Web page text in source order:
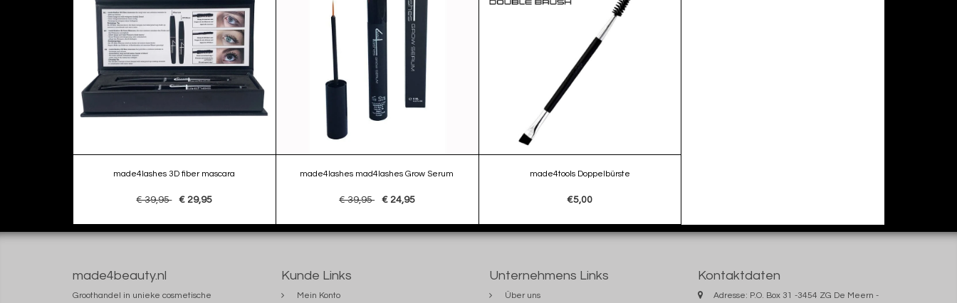
made4lashes 3D fiber mascara
€ 39,95 € 29,95
made4lashes mad4lashes Grow Serum
€ 39,95 € 24,95
made4tools Doppelbürste
€5,00
made4beauty.nl
Groothandel in unieke cosmetische
Kunde Links
Mein Konto
Unternehmens Links
Über uns
Kontaktdaten
Adresse: P.O. Box 31 -3454 ZG De Meern -